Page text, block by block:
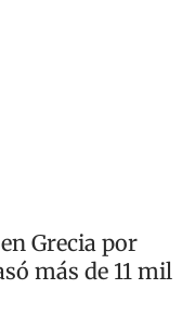
Grecia por
más de 11 mil